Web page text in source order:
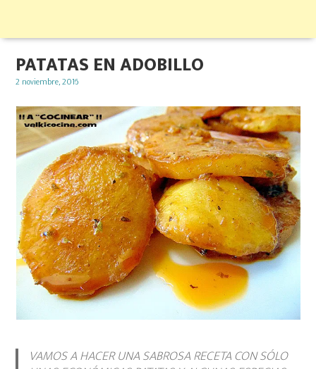
PATATAS EN ADOBILLO
Posted
2 noviembre, 2016
VAMOS A HACER UNA SABROSA RECETA CON SÓLO